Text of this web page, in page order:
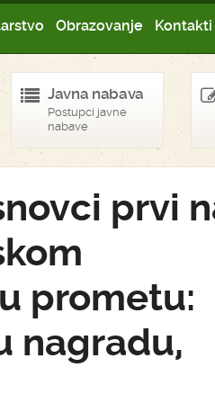
Obrazovanje Kontakti
Javna nabava
Postupci javne
nabave
prvi
prometu:
nagradu,